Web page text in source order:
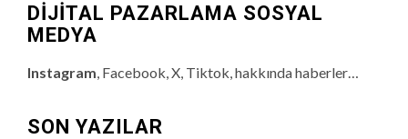
DİJİTAL PAZARLAMA SOSYAL
MEDYA
Instagram , Facebook, X, Tiktok, hakkında haberler…
SON YAZILAR